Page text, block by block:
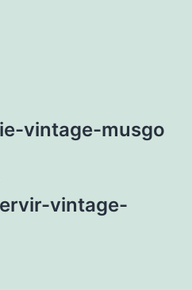
vintage-musgo
vintage-